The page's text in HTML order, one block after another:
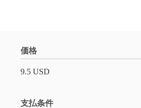
価格
9.5 USD
支払条件